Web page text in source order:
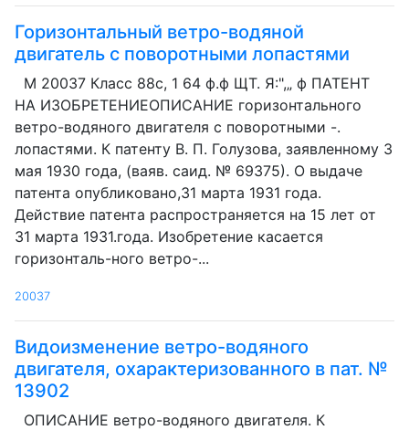
Горизонтальный ветро-водяной
двигатель с поворотными лопастями
М 20037 Класс 88с, 1 64 ф.ф ЩТ. Я:",„ ф ПАТЕНТ
HA ИЗОБРЕТЕНИЕОПИСАНИЕ горизонтального
ветро-водяного двигателя с поворотными -.
лопастями. К патенту В. П. Голузова, заявленному 3
мая 1930 года, (ваяв. саид. № 69375). О выдаче
патента опубликовано,31 марта 1931 года.
Действие патента распространяется на 15 лет от
31 марта 1931.года. Изобретение касается
горизонталь-ного ветро-...
20037
Видоизменение ветро-водяного
двигателя, охарактеризованного в пат. №
13902
ОПИСАНИЕ ветро-водяного двигателя. К